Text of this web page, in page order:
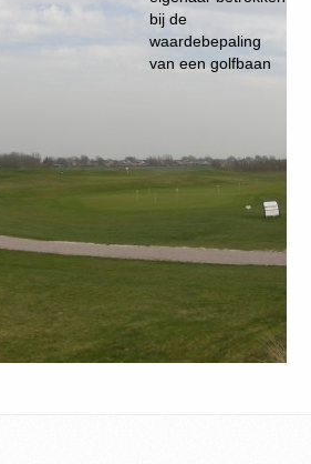
bij de
waardebepaling
van een golfbaan